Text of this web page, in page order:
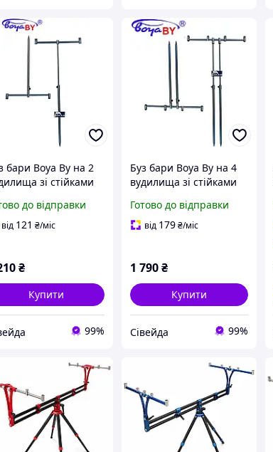
бари Boya By на 2
зі стійками
до відправки
від 121 ₴/міс
₴
Купити
99%
Буз бари Boya By на 4
вудилища зі стійками
Готово до відправки
від 179₴/міс
1 790₴
Купити
Сівейда 99%